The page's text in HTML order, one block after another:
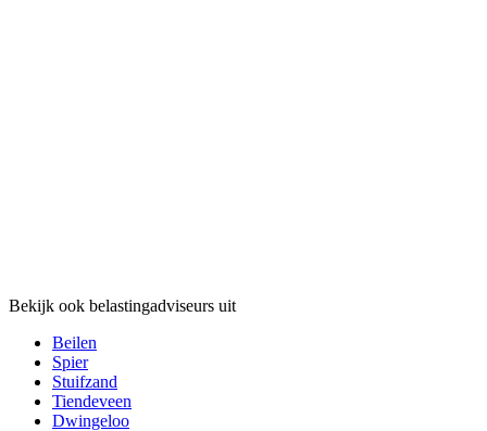
Bekijk ook belastingadviseurs uit
Beilen
Spier
Stuifzand
Tiendeveen
Dwingeloo